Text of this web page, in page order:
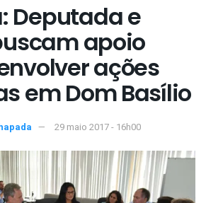
Deputada e
apoio
ações
em Dom Basílio
29 maio 2017 - 16h00